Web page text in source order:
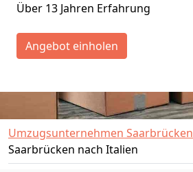
Über 13 Jahren Erfahrung
Angebot einholen
Umzugsunternehmen Saarbrücken
Saarbrücken nach Italien